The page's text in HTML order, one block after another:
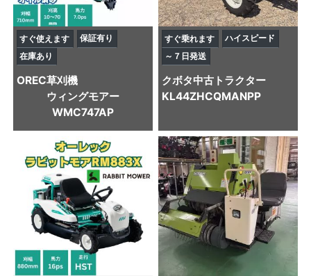
すぐ使えます
保証有り
在庫あり
OREC草刈機
ウィングモアー
WMC747AP
すぐ乗れます
ハイスピード
～７日発送
クボタ中古トラクター
KL44ZHCQMANPP